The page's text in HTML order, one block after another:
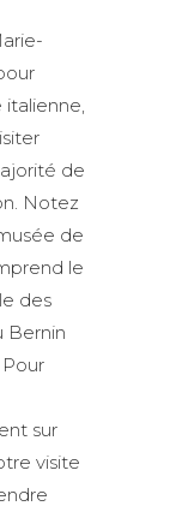
de
Notez
de
le
des
Bernin
sur
visite